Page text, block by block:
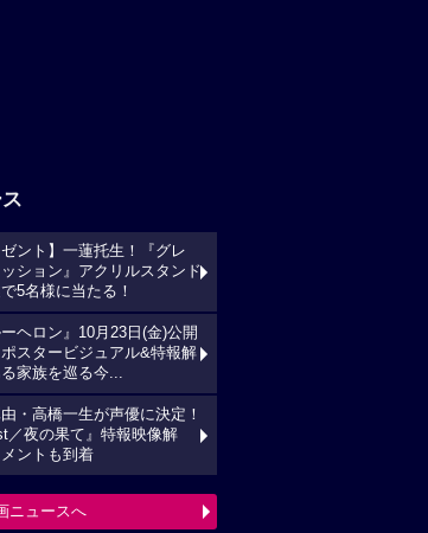
ゼント】一蓮托生！『グレ
ション』アクリルスタンド
5名様に当たる！
ーヘロン』10月23日(金)公開
スタービジュアル&特報解
家族を巡る今...
・高橋一生が声優に決定！
／夜の果て』特報映像解
ントも到着
ニュースへ